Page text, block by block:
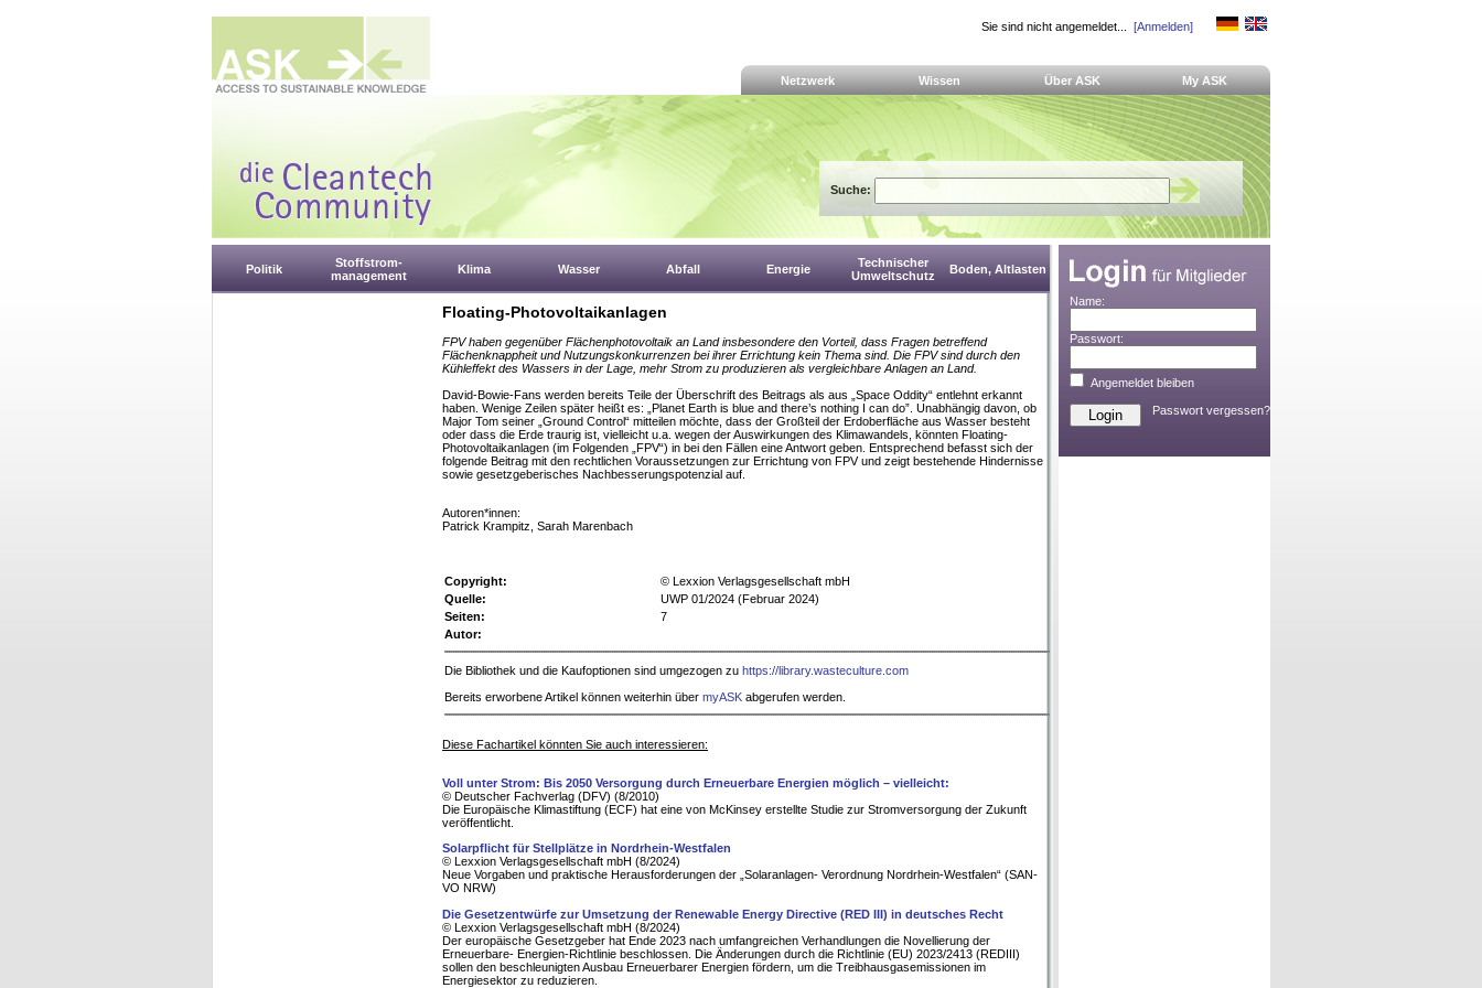
Sie sind nicht angemeldet... [Anmelden]
Netzwerk Wissen Über ASK My ASK
Suche:
Politik
Stoffstrom-
management
Klima Wasser Abfall Energie
Technischer
Umweltschutz
Boden, Altlasten
Floating-Photovoltaikanlagen
FPV haben gegenüber Flächenphotovoltaik an Land insbesondere den Vorteil, dass Fragen betreffend
Flächenknappheit und Nutzungskonkurrenzen bei ihrer Errichtung kein Thema sind. Die FPV sind durch den
Kühleffekt des Wassers in der Lage, mehr Strom zu produzieren als vergleichbare Anlagen an Land.
David-Bowie-Fans werden bereits Teile der Überschrift des Beitrags als aus „Space Oddity“ entlehnt erkannt
haben. Wenige Zeilen später heißt es: „Planet Earth is blue and there’s nothing I can do”. Unabhängig davon, ob
Major Tom seiner „Ground Control“ mitteilen möchte, dass der Großteil der Erdoberfläche aus Wasser besteht
oder dass die Erde traurig ist, vielleicht u.a. wegen der Auswirkungen des Klimawandels, könnten Floating-
Photovoltaikanlagen (im Folgenden „FPV“) in bei den Fällen eine Antwort geben. Entsprechend befasst sich der
folgende Beitrag mit den rechtlichen Voraussetzungen zur Errichtung von FPV und zeigt bestehende Hindernisse
sowie gesetzgeberisches Nachbesserungspotenzial auf.
Autoren*innen:
Patrick Krampitz, Sarah Marenbach
Copyright:
© Lexxion Verlagsgesellschaft mbH
Quelle:
UWP 01/2024 (Februar 2024)
Seiten:
7
Autor:
Die Bibliothek und die Kaufoptionen sind umgezogen zu https://library.wasteculture.com
Bereits erworbene Artikel können weiterhin über myASK abgerufen werden.
Diese Fachartikel könnten Sie auch interessieren:
Voll unter Strom: Bis 2050 Versorgung durch Erneuerbare Energien möglich – vielleicht:
© Deutscher Fachverlag (DFV) (8/2010)
Die Europäische Klimastiftung (ECF) hat eine von McKinsey erstellte Studie zur Stromversorgung der Zukunft
veröffentlicht.
Solarpflicht für Stellplätze in Nordrhein-Westfalen
© Lexxion Verlagsgesellschaft mbH (8/2024)
Neue Vorgaben und praktische Herausforderungen der „Solaranlagen- Verordnung Nordrhein-Westfalen“ (SAN-
VO NRW)
Die Gesetzentwürfe zur Umsetzung der Renewable Energy Directive (RED III) in deutsches Recht
© Lexxion Verlagsgesellschaft mbH (8/2024)
Der europäische Gesetzgeber hat Ende 2023 nach umfangreichen Verhandlungen die Novellierung der
Erneuerbare- Energien-Richtlinie beschlossen. Die Änderungen durch die Richtlinie (EU) 2023/2413 (REDIII)
sollen den beschleunigten Ausbau Erneuerbarer Energien fördern, um die Treibhausgasemissionen im
Energiesektor zu reduzieren.
Name:
Passwort:
Angemeldet bleiben
Passwort vergessen?